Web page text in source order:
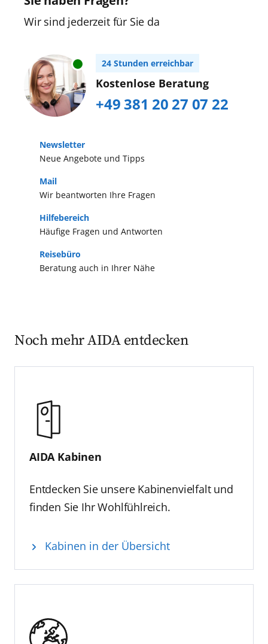
unvergessliche Erlebnisse erwarten
Ostseemetropole und können
entdecken, bevor Sie auf Ihr Schiff
gehen. Mit der AIDAmar und der
AIDAdiva brechen Sie von hier zum
Beispiel nach Skandinavien, ins
Inseln auf.
Wir sind jederzeit für Sie da
24 Stunden erreichbar
Kostenlose Beratung
+49 381 20 27 07 22
Neue Angebote und Tipps
Newsletter
Häufige Fragen und Antworten
Hilfebereich
Wir beantworten Ihre Fragen
Mail
Beratung auch in Ihrer Nähe
Reisebüro
Noch mehr AIDA entdecken
AIDA Kabinen
Entdecken Sie unsere Kabinenvielfalt und
finden Sie Ihr Wohlfühlreich.
Kabinen in der Übersicht